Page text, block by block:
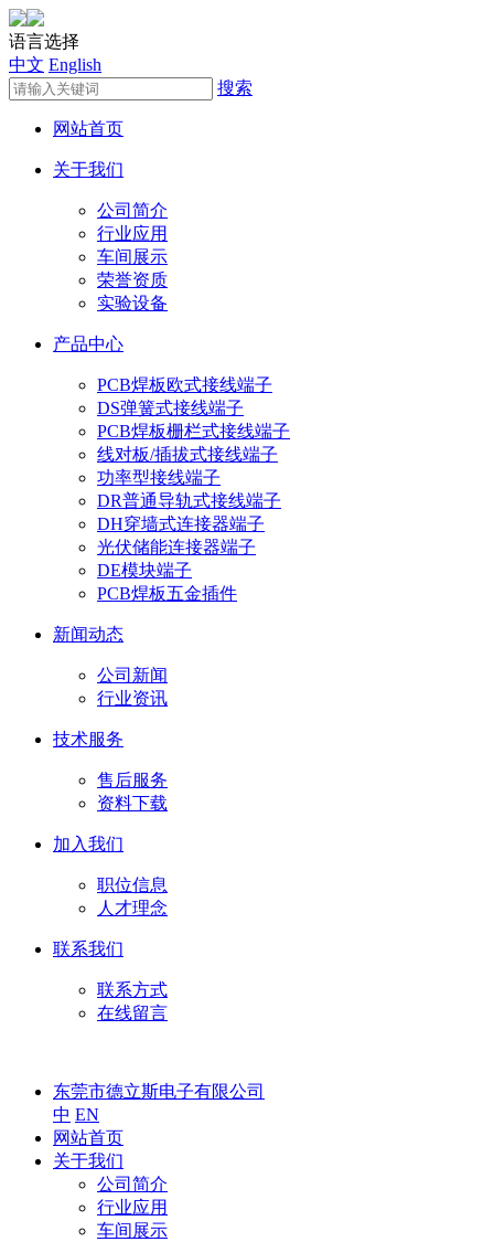
语言选择
中文 English
搜索
网站首页
关于我们
公司简介
行业应用
车间展示
荣誉资质
实验设备
产品中心
PCB焊板欧式接线端子
DS弹簧式接线端子
PCB焊板栅栏式接线端子
线对板/插拔式接线端子
功率型接线端子
DR普通导轨式接线端子
DH穿墙式连接器端子
光伏储能连接器端子
DE模块端子
PCB焊板五金插件
新闻动态
公司新闻
行业资讯
技术服务
售后服务
资料下载
加入我们
职位信息
人才理念
联系我们
联系方式
在线留言
东莞市德立斯电子有限公司
中 EN
网站首页
关于我们
公司简介
行业应用
车间展示